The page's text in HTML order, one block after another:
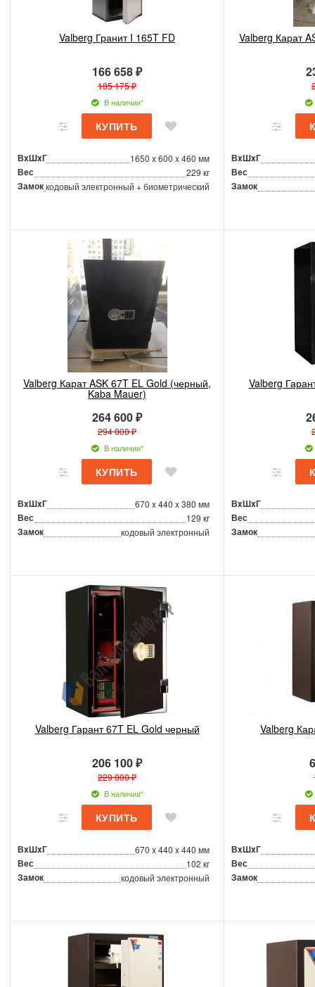
Valberg Гранит I 165T FD
166 658 ₽
185 175 ₽
В наличии*
ВxШxГ 1650 x 600 x 460 мм
Вес 229 кг
Замоккодовый электронный + биометрический
Valberg Карат
ВxШxГ
Вес
Замок
Valberg Карат ASK 67T EL Gold (черный,
Kaba Mauer)
264 600 ₽
294 000 ₽
В наличии*
ВxШxГ 670 x 440 x 380 мм
Вес 129 кг
Замок кодовый электронный
Valberg
ВxШxГ
Вес
Замок
Valberg Гарант 67T EL Gold черный
206 100 ₽
229 000 ₽
В наличии*
ВxШxГ 670 x 440 x 440 мм
Вес 102 кг
Замок кодовый электронный
Valberg
ВxШxГ
Вес
Замок